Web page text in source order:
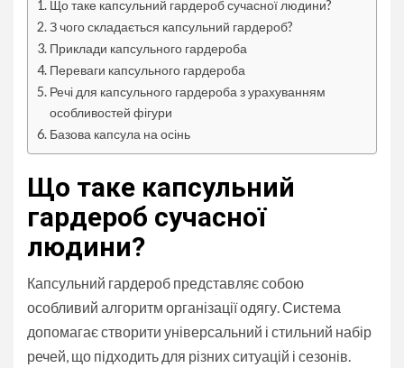
Що таке капсульний гардероб сучасної людини?
З чого складається капсульний гардероб?
Приклади капсульного гардероба
Переваги капсульного гардероба
Речі для капсульного гардероба з урахуванням
особливостей фігури
Базова капсула на осінь
Що таке капсульний
гардероб сучасної
людини?
Капсульний гардероб представляє собою
особливий алгоритм організації одягу. Система
допомагає створити універсальний і стильний набір
речей, що підходить для різних ситуацій і сезонів.